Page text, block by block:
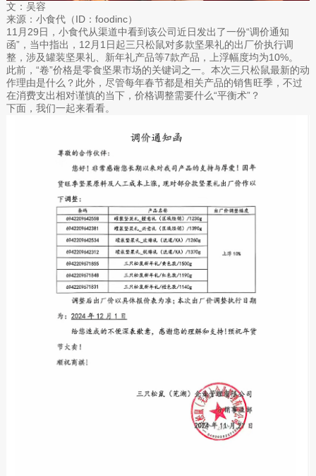
文：吴容
来源：小食代（ID：foodinc）
11月29日，小食代从渠道中看到该公司近日发出了一份“调价通知
函”，当中指出，12月1日起三只松鼠对多款坚果礼的出厂价执行调
整，涉及罐装坚果礼、新年礼产品等7款产品，上浮幅度均为10%。
此前，“卷”价格是零食坚果市场的关键词之一。本次三只松鼠最新的动
作理由是什么？此外，尽管每年春节都是相关产品的销售旺季，不过
在消费支出相对谨慎的当下，价格调整需要什么“平衡术”？
下面，我们一起来看看。